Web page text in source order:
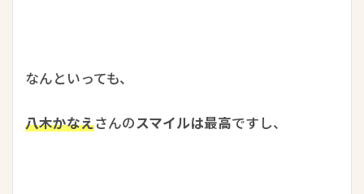
なんといっても、
八木かなえさんのスマイルは最高ですし、